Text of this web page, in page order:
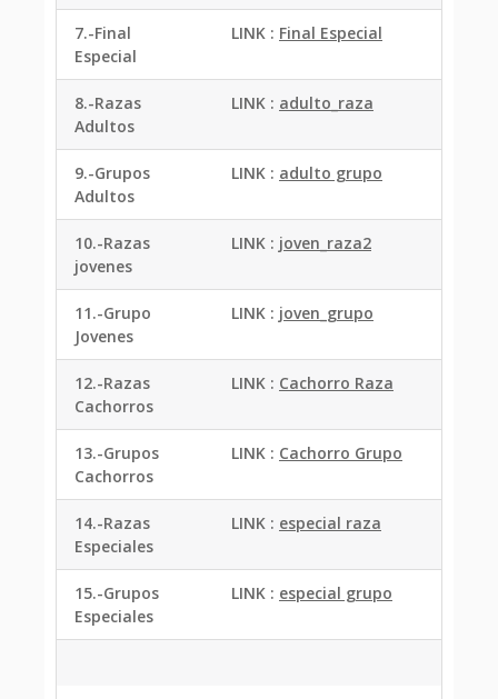
7.-Final
Especial
LINK : Final Especial
8.-Razas
Adultos
LINK : adulto_raza
9.-Grupos
Adultos
LINK : adulto grupo
10.-Razas
jovenes
LINK : joven_raza2
11.-Grupo
Jovenes
LINK : joven_grupo
12.-Razas
Cachorros
LINK : Cachorro Raza
13.-Grupos
Cachorros
LINK : Cachorro Grupo
14.-Razas
Especiales
LINK : especial raza
15.-Grupos
Especiales
LINK : especial grupo